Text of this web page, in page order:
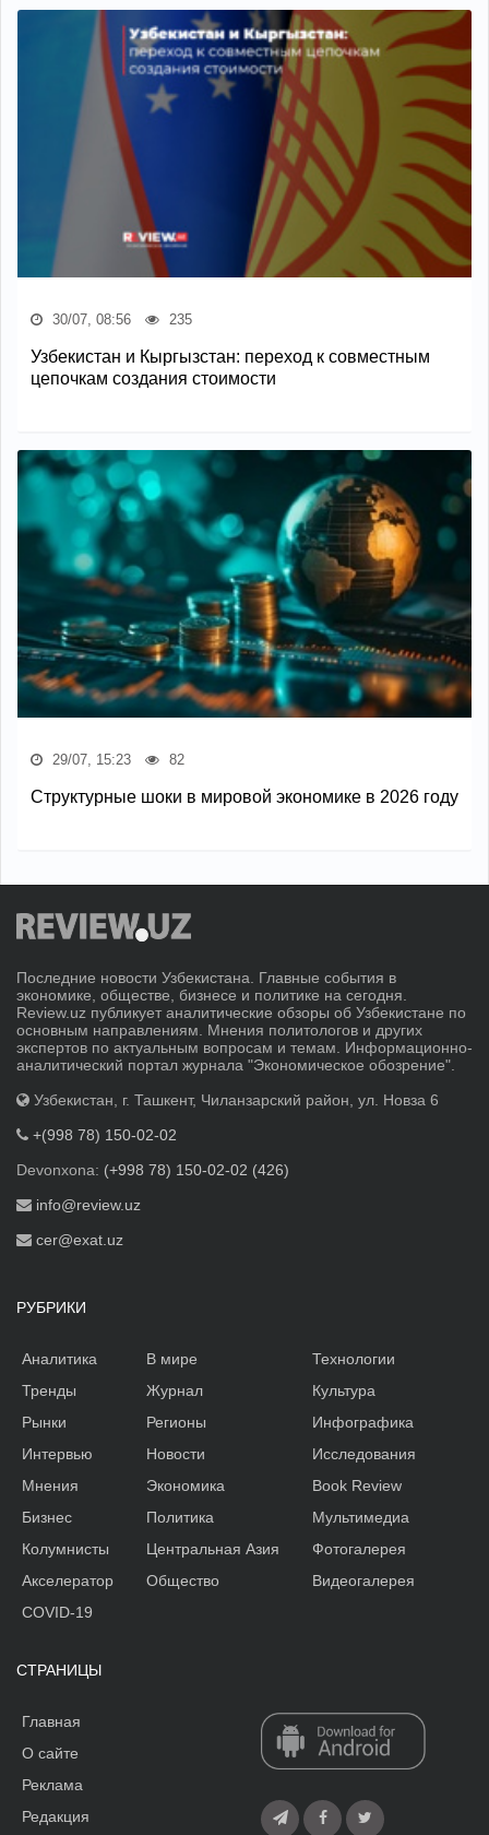
30/07, 08:56 235
Узбекистан и Кыргызстан: переход к совместным
цепочкам создания стоимости
29/07, 15:23 82
Структурные шоки в мировой экономике в 2026 году
Последние новости Узбекистана. Главные события в
экономике, обществе, бизнесе и политике на сегодня.
Review.uz публикует аналитические обзоры об Узбекистане по
основным направлениям. Мнения политологов и других
экспертов по актуальным вопросам и темам. Информационно-
аналитический портал журнала "Экономическое обозрение".
Узбекистан, г. Ташкент, Чиланзарский район, ул. Новза 6
+(998 78) 150-02-02
Devonxona: (+998 78) 150-02-02 (426)
info@review.uz
cer@exat.uz
РУБРИКИ
Аналитика
Тренды
Рынки
Интервью
Мнения
Бизнес
Колумнисты
Акселератор
В мире
Журнал
Регионы
Новости
Экономика
Политика
Центральная Азия
Общество
Технологии
Культура
Инфографика
Исследования
Book Review
Мультимедиа
Фотогалерея
Видеогалерея
COVID-19
СТРАНИЦЫ
Главная
О сайте
Реклама
Редакция